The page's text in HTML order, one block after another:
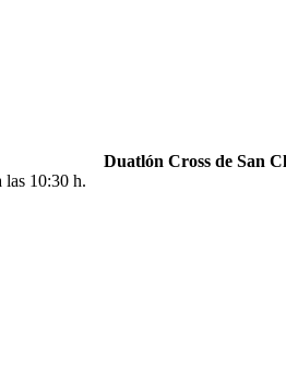
Duatlón Cross de San
10:30 h.